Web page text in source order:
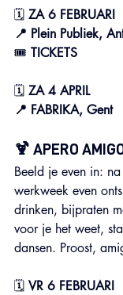
🗓 ZA 6 FEBRUARI
📍 Plein Publiek,
🎟️ TICKETS
🗓 ZA 4 APRIL
📍 FABRIKA, Gent
🍹 APERO
Beeld je even in:
werkweek even
drinken, bijpraten
voor je het weet,
dansen. Proost,
🗓 VR 6 FEBRUARI